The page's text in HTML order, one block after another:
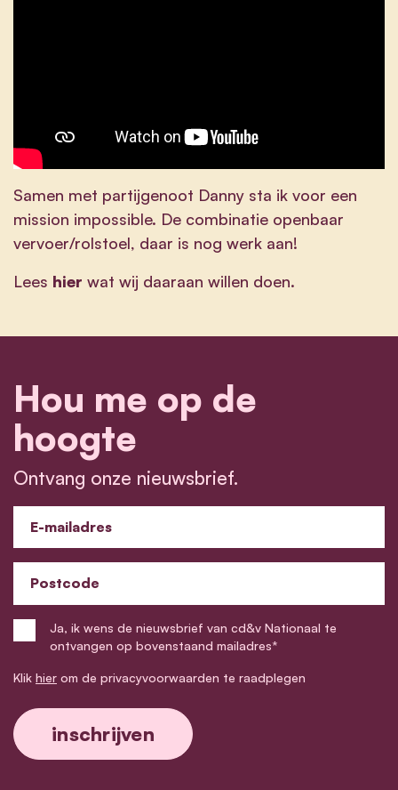
Samen met partijgenoot Danny sta ik voor een
mission impossible. De combinatie openbaar
vervoer/rolstoel, daar is nog werk aan!
Lees hier wat wij daaraan willen doen.
Hou me op de
hoogte
Ontvang onze nieuwsbrief.
E-mailadres
Postcode
Ja, ik wens de nieuwsbrief van cd&v Nationaal te
ontvangen op bovenstaand mailadres*
Klik hier om de privacyvoorwaarden te raadplegen